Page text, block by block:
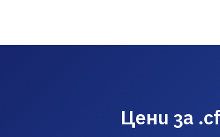
Цени за